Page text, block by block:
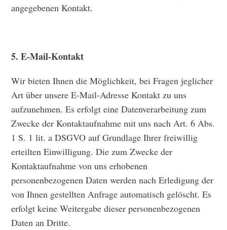
angegebenen Kontakt.
5. E-Mail-Kontakt
Wir bieten Ihnen die Möglichkeit, bei Fragen jeglicher
Art über unsere E-Mail-Adresse Kontakt zu uns
aufzunehmen. Es erfolgt eine Datenverarbeitung zum
Zwecke der Kontaktaufnahme mit uns nach Art. 6 Abs.
1 S. 1 lit. a DSGVO auf Grundlage Ihrer freiwillig
erteilten Einwilligung. Die zum Zwecke der
Kontaktaufnahme von uns erhobenen
personenbezogenen Daten werden nach Erledigung der
von Ihnen gestellten Anfrage automatisch gelöscht. Es
erfolgt keine Weitergabe dieser personenbezogenen
Daten an Dritte.